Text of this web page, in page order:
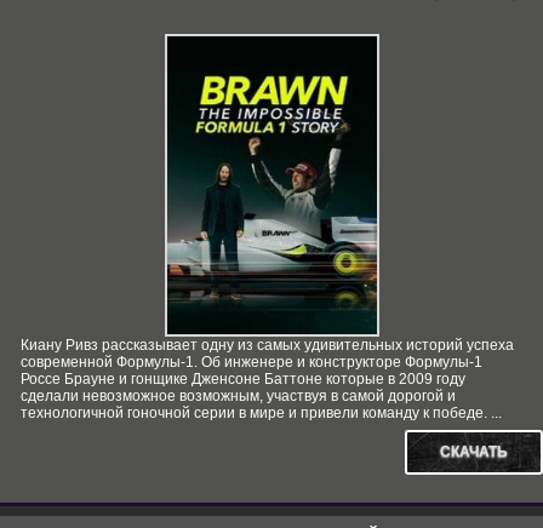
Киану Ривз рассказывает одну из самых удивительных историй успеха
современной Формулы-1. Об инженере и конструкторе Формулы-1
Россе Брауне и гонщике Дженсоне Баттоне которые в 2009 году
сделали невозможное возможным, участвуя в самой дорогой и
технологичной гоночной серии в мире и привели команду к победе. ...
СКАЧАТЬ